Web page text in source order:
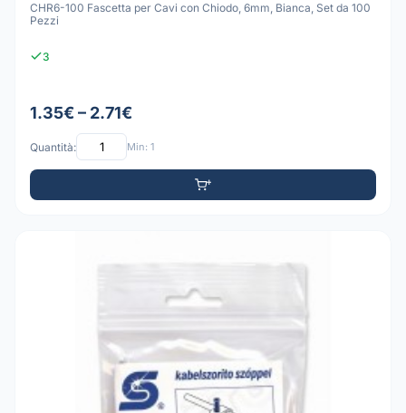
CHR6-100 Fascetta per Cavi con Chiodo, 6mm, Bianca, Set da 100
Pezzi
3
1.35€ – 2.71€
Quantità: Min: 1